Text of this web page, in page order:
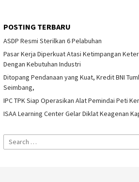
POSTING TERBARU
ASDP Resmi Sterilkan 6 Pelabuhan
Pasar Kerja Diperkuat Atasi Ketimpangan
Dengan Kebutuhan Industri
Ditopang Pendanaan yang Kuat, Kredit BNI
Seimbang,
IPC TPK Siap Operasikan Alat Pemindai Peti
ISAA Learning Center Gelar Diklat Keagenan
Search
for: